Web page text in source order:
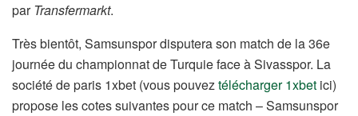
par Transfermarkt.
Très bientôt, Samsunspor disputera son match de la 36e
journée du championnat de Turquie face à Sivasspor. La
société de paris 1xbet (vous pouveztélécharger 1xbet ici)
propose les cotes suivantes pour ce match – Samsunspor